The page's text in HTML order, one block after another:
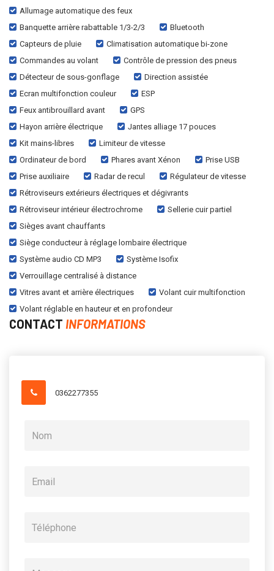
Allumage automatique des feux
Banquette arrière rabattable 1/3-2/3
Bluetooth
Capteurs de pluie
Climatisation automatique bi-zone
Commandes au volant
Contrôle de pression des pneus
Détecteur de sous-gonflage
Direction assistée
Ecran multifonction couleur
ESP
Feux antibrouillard avant
GPS
Hayon arrière électrique
Jantes alliage 17 pouces
Kit mains-libres
Limiteur de vitesse
Ordinateur de bord
Phares avant Xénon
Prise USB
Prise auxiliaire
Radar de recul
Régulateur de vitesse
Rétroviseurs extérieurs électriques et dégivrants
Rétroviseur intérieur électrochrome
Sellerie cuir partiel
Sièges avant chauffants
Siège conducteur à réglage lombaire électrique
Système audio CD MP3
Système Isofix
Verrouillage centralisé à distance
Vitres avant et arrière électriques
Volant cuir multifonction
Volant réglable en hauteur et en profondeur
CONTACT INFORMATIONS
0362277355